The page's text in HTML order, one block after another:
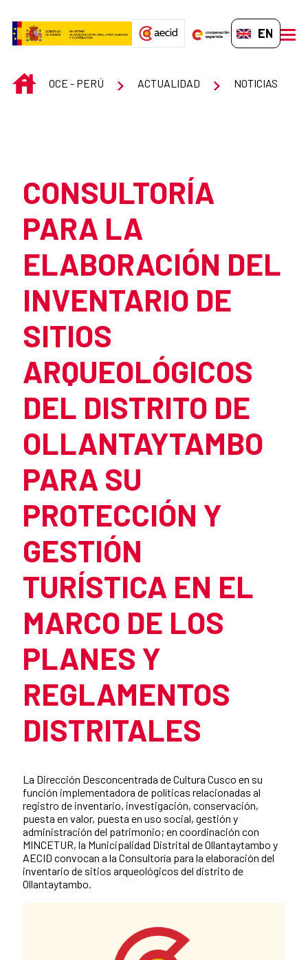
EN-GB
INICIOOCE - PERÚ ACTUALIDAD NOTICIAS
CONSULTORÍA
PARA LA
ELABORACIÓN DEL
INVENTARIO DE
SITIOS
ARQUEOLÓGICOS
DEL DISTRITO DE
OLLANTAYTAMBO
PARA SU
PROTECCIÓN Y
GESTIÓN
TURÍSTICA EN EL
MARCO DE LOS
PLANES Y
REGLAMENTOS
DISTRITALES
La Dirección Desconcentrada de Cultura Cusco en su
función implementadora de políticas relacionadas al
registro de inventario, investigación, conservación,
puesta en valor, puesta en uso social, gestión y
administración del patrimonio; en coordinación con
MINCETUR, la Municipalidad Distrital de Ollantaytambo y
AECID convocan a la Consultoría para la elaboración del
inventario de sitios arqueológicos del distrito de
Ollantaytambo.